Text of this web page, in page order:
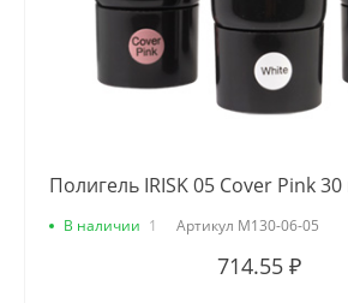
Полигель IRISK 05 Cover Pink 30
В наличии 1 Артикул М130-06-05
714.55 ₽